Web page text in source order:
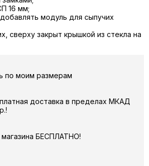
16 мм;
модуль для сыпучих
сверху закрыт крышкой из стекла на
по моим размерам
доставка в пределах МКАД
магазина БЕСПЛАТНО!